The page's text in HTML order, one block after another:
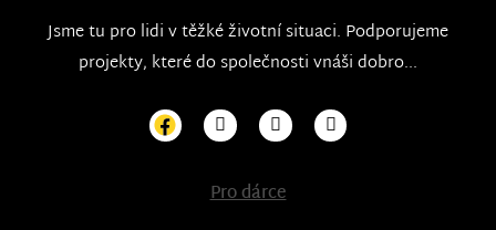
Jsme tu pro lidi v těžké životní situaci. Podporujeme
projekty, které do společnosti vnáši dobro...
Pro dárce